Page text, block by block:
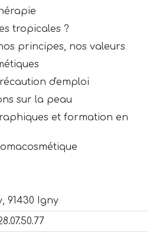
tropicales ?
principes, nos valeurs
d'emploi
sur la peau
et formation en
91430 Igny